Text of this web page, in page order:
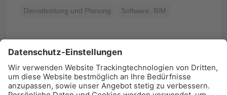
Dienstleistung und Planung Software, BIM